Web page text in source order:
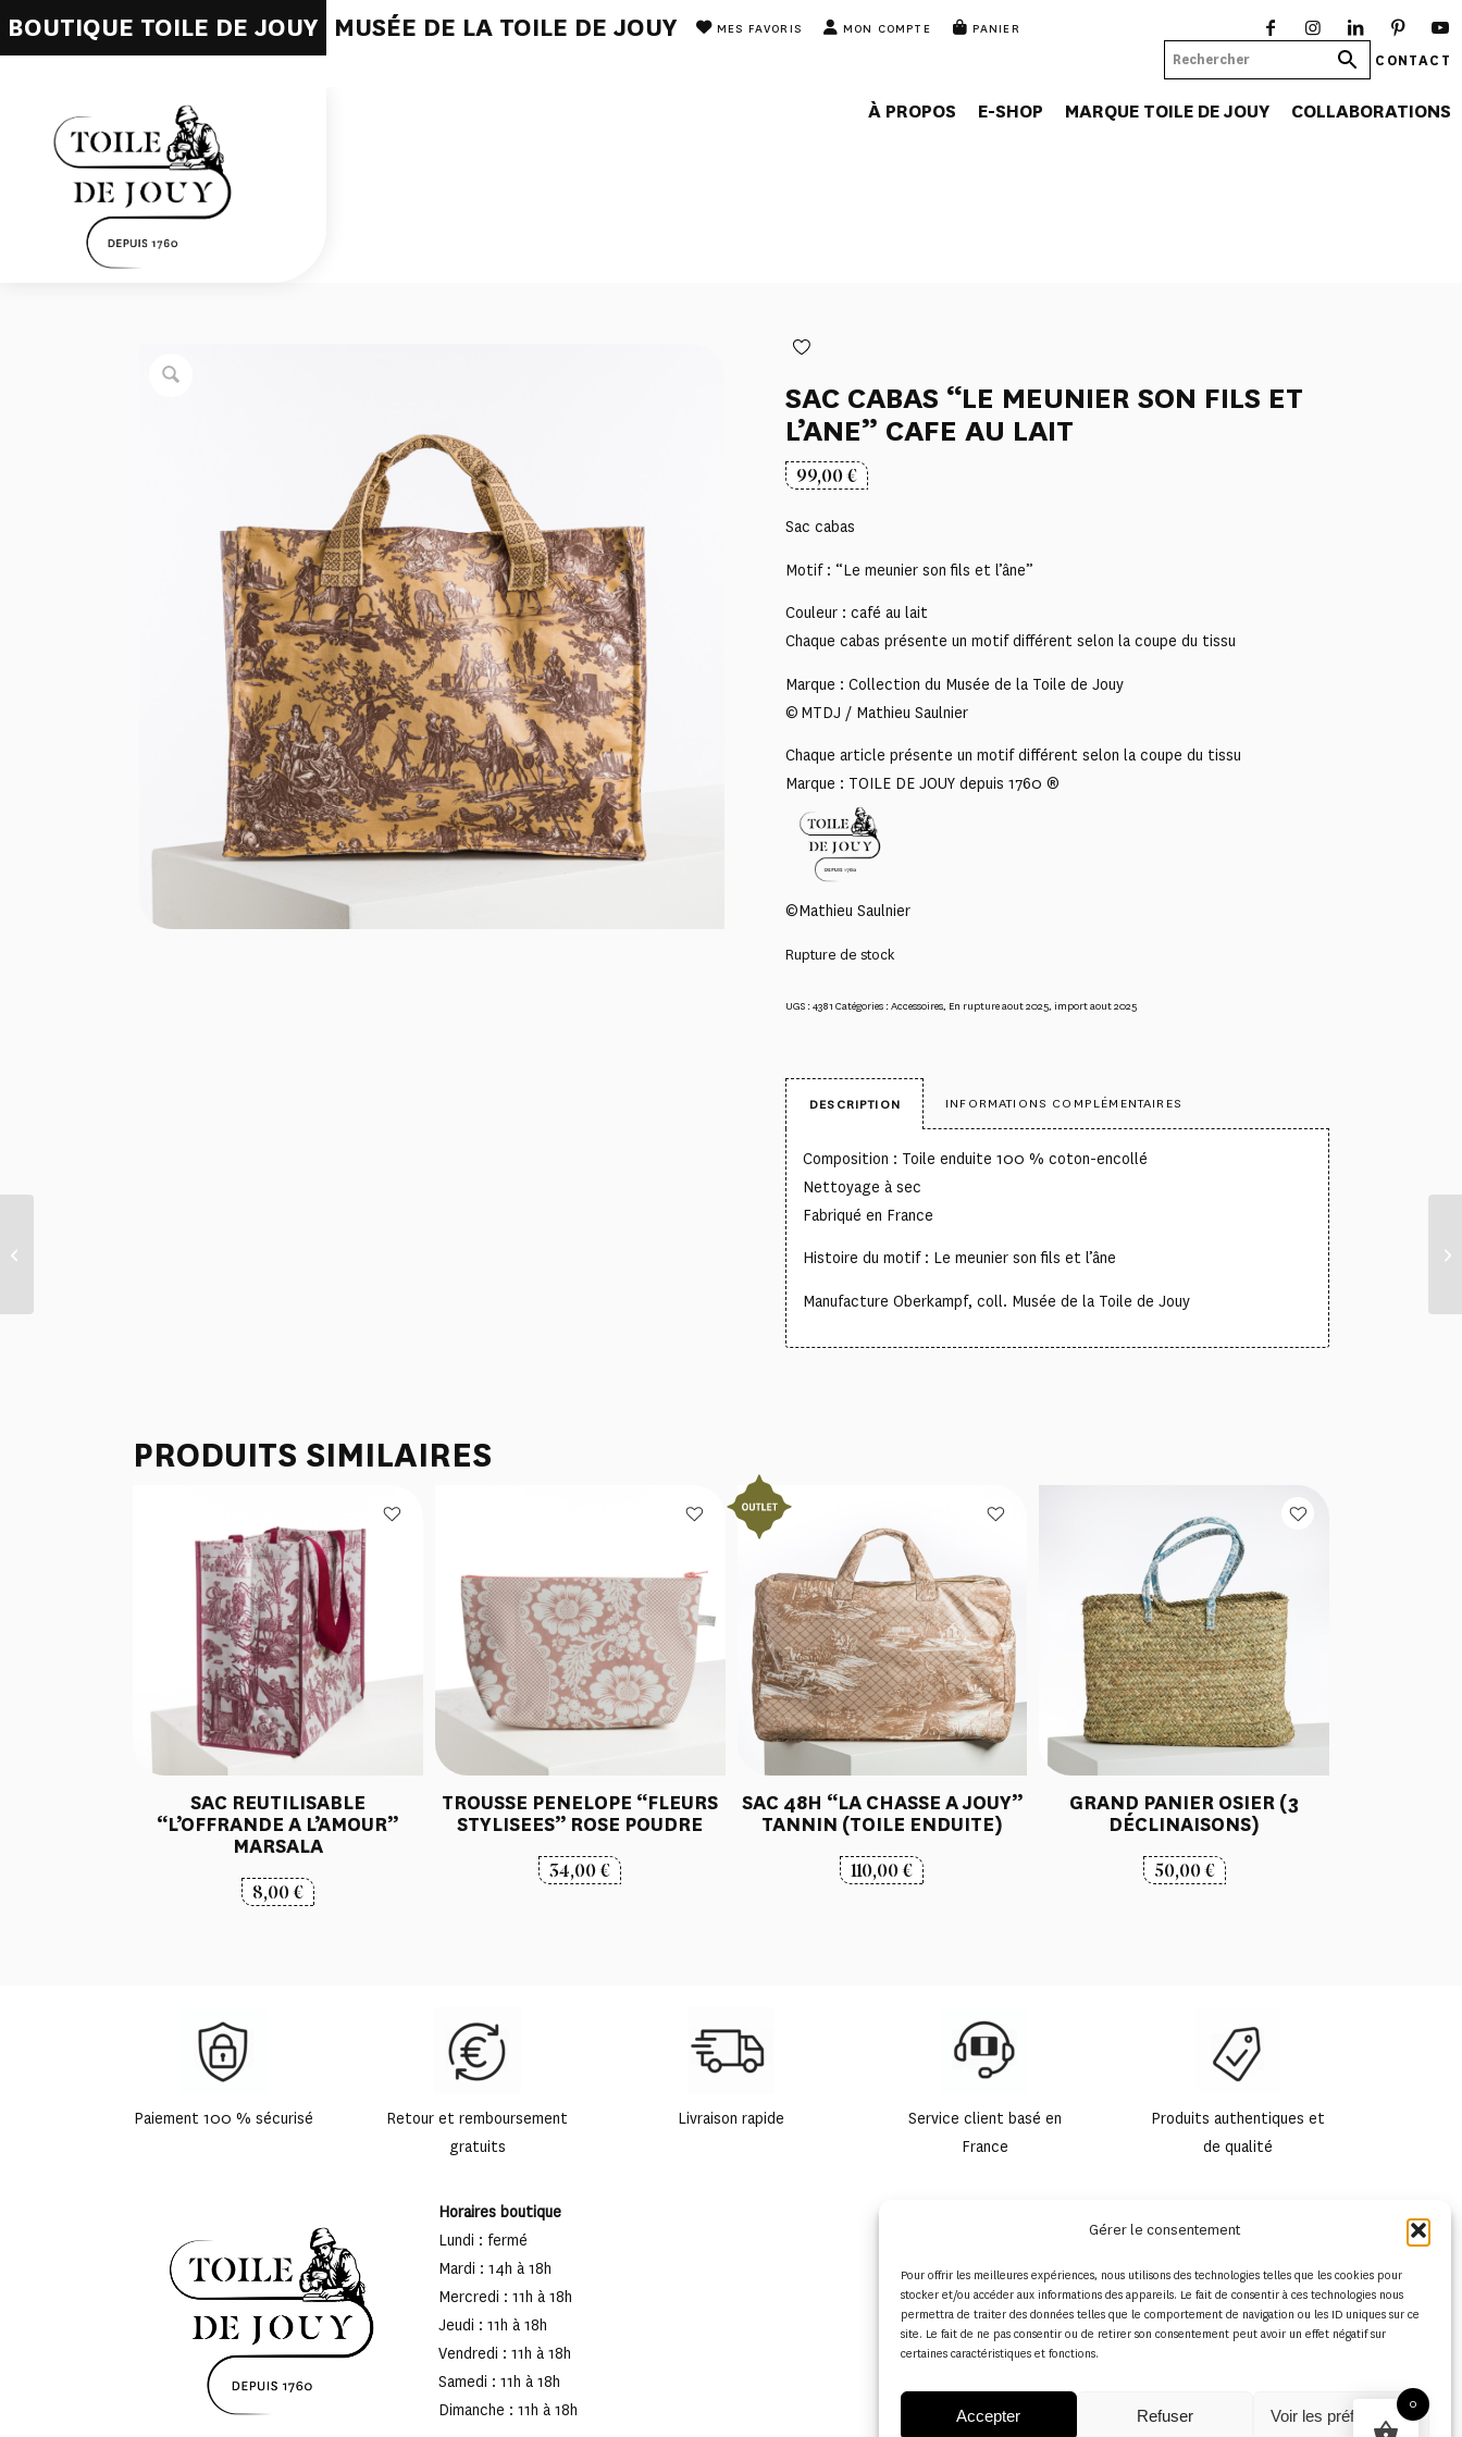
Gérer le consentement
Pour offrir les meilleures expériences, nous utilisons des technologies telles que les cookies pour
stocker et/ou accéder aux informations des appareils. Le fait de consentir à ces technologies nous
permettra de traiter des données telles que le comportement de navigation ou les ID uniques sur ce
site. Le fait de ne pas consentir ou de retirer son consentement peut avoir un effet négatif sur
certaines caractéristiques et fonctions.
Accepter Refuser Voir les préférences
BOUTIQUE TOILE DE JOUY MUSÉE DE LA TOILE DE JOUY MES FAVORIS MON COMPTE PANIER
CONTACT
À PROPOS E-SHOP MARQUE TOILE DE JOUY COLLABORATIONS
SAC CABAS “LE MEUNIER SON FILS ET
L’ANE” CAFE AU LAIT
99,00€
Sac cabas
Motif : “Le meunier son fils et l’âne”
Couleur : café au lait
Chaque cabas présente un motif différent selon la coupe du tissu
Marque : Collection du Musée de la Toile de Jouy
© MTDJ / Mathieu Saulnier
Chaque article présente un motif différent selon la coupe du tissu
Marque : TOILE DE JOUY depuis 1760 ®
©Mathieu Saulnier
Rupture de stock
UGS :4381 Catégories :Accessoires En rupture aout 2025 import aout 2025
DESCRIPTION INFORMATIONS COMPLÉMENTAIRES
Composition : Toile enduite 100 % coton-encollé
Nettoyage à sec
Fabriqué en France
Histoire du motif : Le meunier son fils et l’âne
Manufacture Oberkampf, coll. Musée de la Toile de Jouy
PRODUITS SIMILAIRES
SAC REUTILISABLE
“L’OFFRANDE A L’AMOUR”
MARSALA
8,00€
TROUSSE PENELOPE “FLEURS
STYLISEES” ROSE POUDRE
34,00€
SAC 48H “LA CHASSE A JOUY”
TANNIN (TOILE ENDUITE)
110,00€
GRAND PANIER OSIER (3
DÉCLINAISONS)
50,00€
Paiement 100 % sécurisé
Retour et remboursement
gratuits
Livraison rapide
Service client basé en
France
Produits authentiques et
de qualité
Horaires boutique
Lundi : fermé
Mardi : 14h à 18h
Mercredi : 11h à 18h
Jeudi : 11h à 18h
Vendredi : 11h à 18h
Samedi : 11h à 18h
Dimanche : 11h à 18h
0